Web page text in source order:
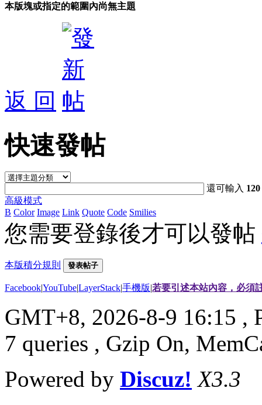
本版塊或指定的範圍內尚無主題
返 回
快速發帖
還可輸入 120
高級模式
B Color Image Link Quote Code Smilies
您需要登錄後才可以發帖
本版積分規則 發表帖子
Facebook|YouTube|LayerStack|手機版|若要引述本站內容，必須
GMT+8, 2026-8-9 16:15 ,
7 queries , Gzip On,
Powered by Discuz! X3.3